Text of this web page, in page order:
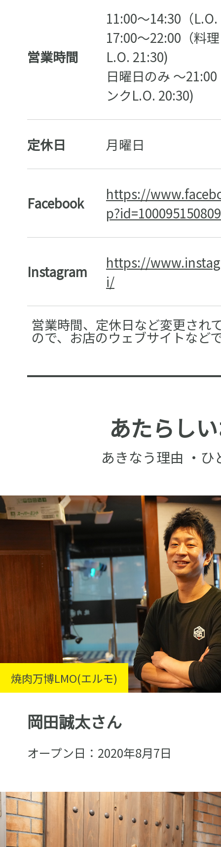
営業時間
11:00〜14:30（
17:00〜22:00（料
L.O. 21:30)
日曜日のみ 〜
ンクL.O. 20:30)
定休日 月曜日
Facebook
https://
Instagram
https://
i/
営業時間、定休日など変更され
ので、お店のウェブサイトなど
あたらし
あきなう理由 ・ひ
焼肉万博LMO(エルモ)
岡田誠太さん
オープン日：2020年8月7日